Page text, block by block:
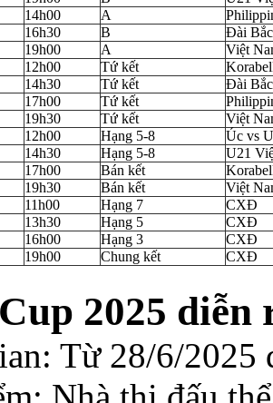
14h00 A
16h30 B
Đài
19h00 A
Việt
12h00 Tứ kết
14h30 Tứ kết
Đài
17h00 Tứ kết
19h30 Tứ kết
Việt
12h00 Hạng 5-8
Úc vs
14h30 Hạng 5-8
U21
17h00 Bán kết
19h30 Bán kết
Việt
11h00 Hạng 7
CXĐ
13h30 Hạng 5
CXĐ
16h00 Hạng 3
CXĐ
19h00 Chung kết CXĐ
2025 diễn
Từ 28/6/2025